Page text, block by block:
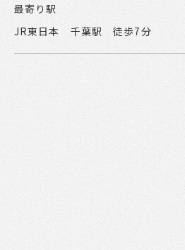
最寄り駅
JR東日本 千葉駅 徒歩7分